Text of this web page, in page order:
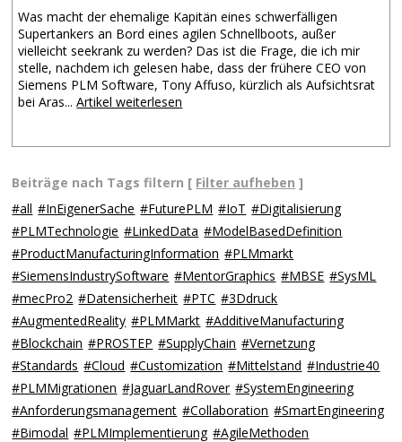
Was macht der ehemalige Kapitän eines schwerfälligen
Supertankers an Bord eines agilen Schnellboots, außer
vielleicht seekrank zu werden? Das ist die Frage, die ich mir
stelle, nachdem ich gelesen habe, dass der frühere CEO von
Siemens PLM Software, Tony Affuso, kürzlich als Aufsichtsrat
bei Aras...Artikel weiterlesen
Beiträge nach Tags filtern [ Filter aufheben ]
#all #InEigenerSache #FuturePLM #IoT #Digitalisierung
#PLMTechnologie #LinkedData #ModelBasedDefinition
#ProductManufacturingInformation #PLMmarkt
#SiemensIndustrySoftware #MentorGraphics #MBSE #SysML
#mecPro2 #Datensicherheit #PTC #3Ddruck
#AugmentedReality #PLMMarkt #AdditiveManufacturing
#Blockchain #PROSTEP #SupplyChain #Vernetzung
#Standards #Cloud #Customization #Mittelstand #Industrie40
#PLMMigrationen #JaguarLandRover #SystemEngineering
#Anforderungsmanagement #Collaboration #SmartEngineering
#Bimodal #PLMImplementierung #AgileMethoden